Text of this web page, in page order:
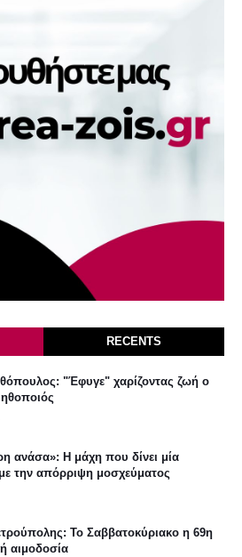
RECENTS
"Έφυγε" χαρίζοντας ζωή ο
ανάσα»: Η μάχη που δίνει μία
την απόρριψη μοσχεύματος
Το Σαββατοκύριακο η 69η
αιμοδοσία